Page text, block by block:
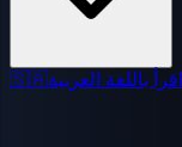
🇸🇦اقرأ باللغة العربية